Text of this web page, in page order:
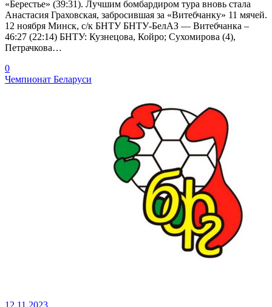
«Берестье» (39:31). Лучшим бомбардиром тура вновь стала
Анастасия Граховская, забросившая за «Витебчанку» 11 мячей.
12 ноября Минск, с/к БНТУ БНТУ-БелАЗ — Витебчанка –
46:27 (22:14) БНТУ: Кузнецова, Койро; Сухомирова (4),
Петрачкова…
0
Чемпионат Беларуси
12.11.2023